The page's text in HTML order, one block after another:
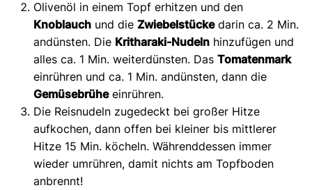
Olivenöl in einem Topf erhitzen und den
Knoblauch und die Zwiebelstückedarin ca. 2 Min.
andünsten. Die Kritharaki-Nudeln hinzufügen und
alles ca. 1 Min. weiterdünsten. Das Tomatenmark
einrühren und ca. 1 Min. andünsten, dann die
Gemüsebrüheeinrühren.
Die Reisnudeln zugedeckt bei großer Hitze
aufkochen, dann offen bei kleiner bis mittlerer
Hitze 15 Min. köcheln. Währenddessen immer
wieder umrühren, damit nichts am Topfboden
anbrennt!